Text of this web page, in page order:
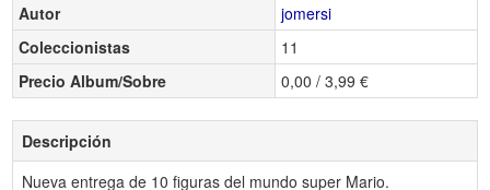
Autor
jomersi
Coleccionistas
11
Precio Album/Sobre
0,00 / 3,99 €
Descripción
Nueva entrega de 10 figuras del mundo super Mario.